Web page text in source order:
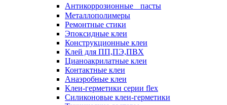
Антикоррозионные пасты
Металлополимеры
Ремонтные стики
Эпоксидные клеи
Конструкционные клеи
Клей для ПП,ПЭ,ПВХ
Цианоакрилатные клеи
Контактные клеи
Анаэробные клеи
Клеи-герметики серии flex
Силиконовые клеи-герметики